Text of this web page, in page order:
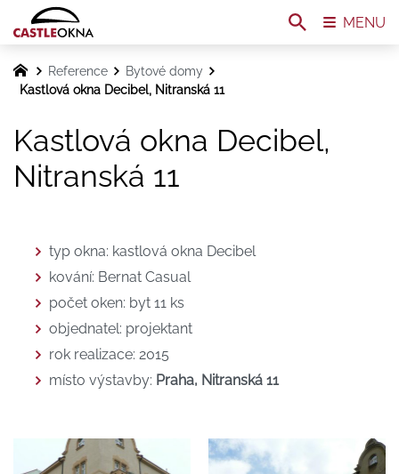
Reference
Bytové domy
Kastlová okna Decibel, Nitranská 11
Kastlová okna Decibel,
Nitranská 11
typ okna: kastlová okna Decibel
kování: Bernat Casual
počet oken: byt 11 ks
objednatel: projektant
rok realizace: 2015
místo výstavby: Praha, Nitranská 11
MENU